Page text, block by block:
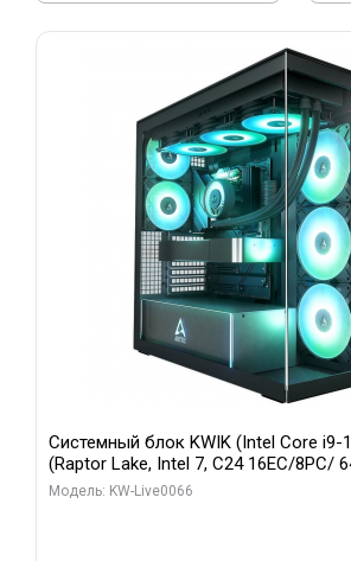
Системный блок KWIK (Intel Core i9-
(Raptor Lake, Intel 7, C24 16EC/8PC/
модуля)/ Gigabyte RTX5080 XTREME
Модель: KW-Live0066